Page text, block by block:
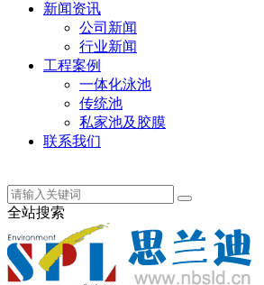
新闻资讯
公司新闻
行业新闻
工程案例
一体化泳池
传统池
私家池及胶膜
联系我们
全站搜索